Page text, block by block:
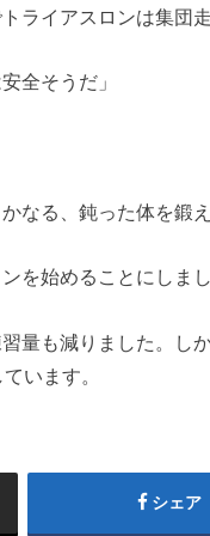
ライアスロンは集団
全そうだ」
なる、鈍った体を鍛
を始めることにしまし
量も減りました。し
います。
シェア